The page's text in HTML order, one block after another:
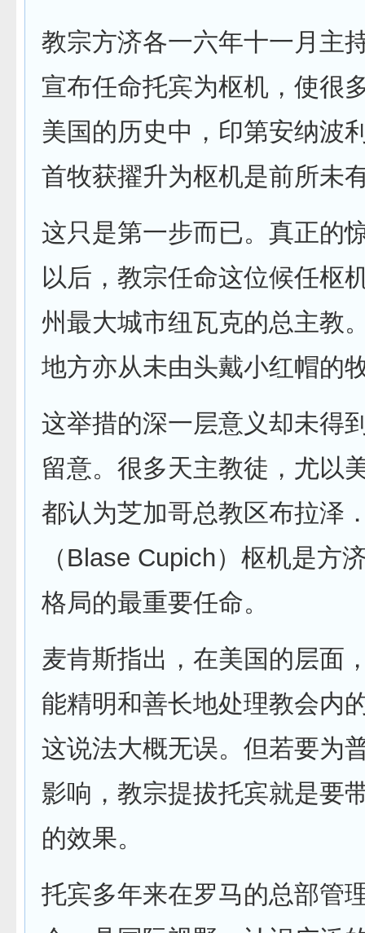
教宗方济各一六年十一月主
宣布任命托宾为枢机，使很
美国的历史中，印第安纳波
首牧获擢升为枢机是前所未
这只是第一步而已。真正的
以后，教宗任命这位候任枢
州最大城市纽瓦克的总主教
地方亦从未由头戴小红帽的
这举措的深一层意义却未得
留意。很多天主教徒，尤以
都认为芝加哥总教区布拉泽
（Blase Cupich）枢机是方
格局的最重要任命。
麦肯斯指出，在美国的层面
能精明和善长地处理教会内
这说法大概无误。但若要为
影响，教宗提拔托宾就是要
的效果。
托宾多年来在罗马的总部管